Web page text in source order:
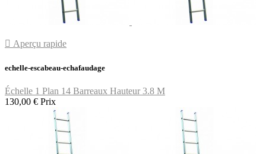
 Aperçu rapide
echelle-escabeau-echafaudage
Échelle 1 Plan 14 Barreaux Hauteur 3.8 M
130,00 € Prix